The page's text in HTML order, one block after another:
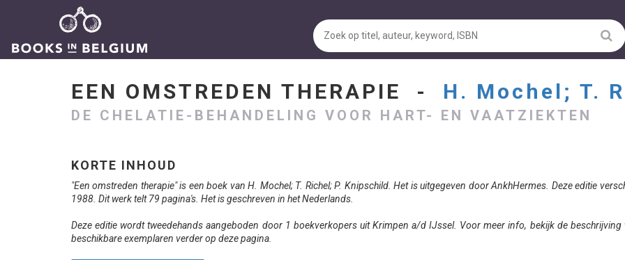
EEN OMSTREDEN THERAPIE - H. Mochel; T.
DE CHELATIE-BEHANDELING VOOR HART- EN VAATZIEKTEN
KORTE INHOUD
"Een omstreden therapie" is een boek van H. Mochel; T. Richel; P. Knipschild. Het is uitgegeven door AnkhHermes. Deze editie
1988. Dit werk telt 79 pagina's. Het is geschreven in het Nederlands.
Deze editie wordt tweedehands aangeboden door 1 boekverkopers uit Krimpen a/d IJssel. Voor meer info, bekijk de beschrijving
beschikbare exemplaren verder op deze pagina.